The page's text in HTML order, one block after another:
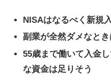
NISAはなるべく新規
副業が全然ダメなと
55歳まで働いて入金
な資金は足りそう